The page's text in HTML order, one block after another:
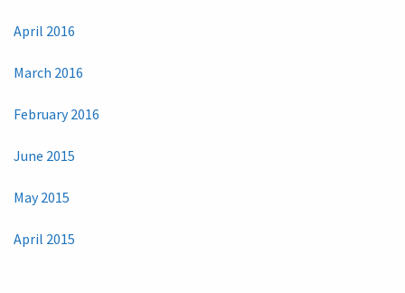
April 2016
March 2016
February 2016
June 2015
May 2015
April 2015